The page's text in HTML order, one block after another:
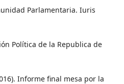
Parlamentaria. Iuris
Política de la Republica de
Informe final mesa por la